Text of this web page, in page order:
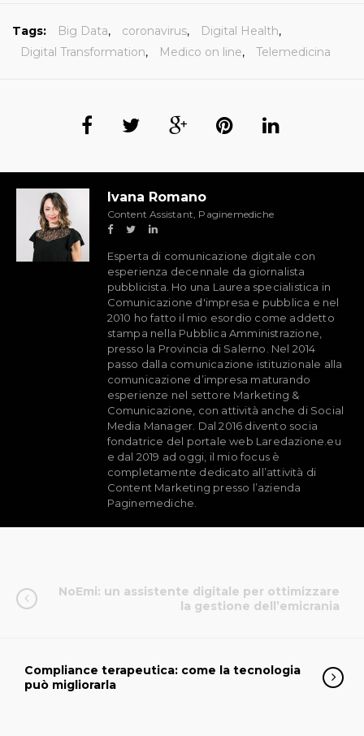
Tags: Big Data, coronavirus, Digital Health,
Digital Transformation, Medico on line, Telemedicina
Ivana Romano
Content Assistant, Paginemediche
Esperta di comunicazione digitale con
esperienza decennale da giornalista
pubblicista. Ho una Laurea specialistica in
Comunicazione d'impresa e pubblica e nel
2010 ho fatto il mio esordio come addetto
stampa nella Pubblica Amministrazione,
presso la Provincia di Salerno. Nel 2014
passo dalla comunicazione istituzionale alla
comunicazione d’impresa maturando
esperienze nel settore Marketing &
Comunicazione, con attività anche di Social
Media Manager. Dal 2016 divento socia
fondatrice del portale web Laredazione.eu
e dal 2019 ad oggi, il mio focus è
completamente dedicato all’attività di
Content Marketing presso l’azienda
Paginemediche.
NoEmi: un assistente digitale per ottimizzare
la gestione dell’emicrania
Compliance terapeutica: come la tecnologia
può migliorarla